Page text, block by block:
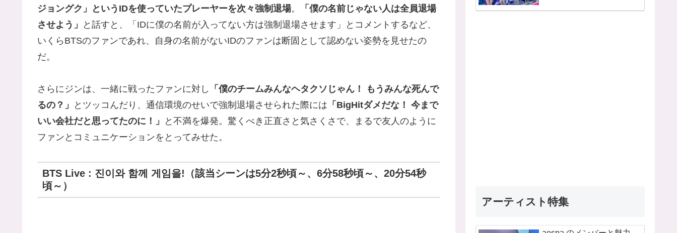
ジョングク」というIDを使っていたプレーヤーを次々強制退場。
「僕の名前じゃない人は全員退場
させよう」
と話すと、「IDに僕の名前が入ってない方は強制退場させます」とコメントするなど、
いくらBTSのファンであれ、自身の名前がないIDのファンは断固として認めない姿勢を見せたの
だ。
さらにジンは、一緒に戦ったファンに対し
「僕のチームみんなヘタクソじゃん！ もうみんな死んで
るの？」
とツッコんだり、通信環境のせいで強制退場させられた際には 「BigHitダメだな！ 今まで
いい会社だと思ってたのに！」
と不満を爆発。驚くべき正直さと気さくさで、まるで友人のように
ファンとコミュニケーションをとってみせた。
BTS Live : 진이와 함께 게임을!（該当シーンは5分2秒頃～、6分58秒頃～、20分54秒
頃～）
アーティスト特集